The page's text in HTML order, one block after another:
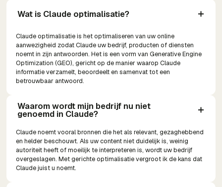
Wat is Claude optimalisatie?
Claude optimalisatie is het optimaliseren van uw online
aanwezigheid zodat Claude uw bedrijf, producten of diensten
noemt in zijn antwoorden. Het is een vorm van Generative Engine
Optimization (GEO), gericht op de manier waarop Claude
informatie verzamelt, beoordeelt en samenvat tot een
betrouwbaar antwoord.
Waarom wordt mijn bedrijf nu niet
genoemd in Claude?
Claude noemt vooral bronnen die het als relevant, gezaghebbend
en helder beschouwt. Als uw content niet duidelijk is, weinig
autoriteit heeft of moeilijk te interpreteren is, wordt uw bedrijf
overgeslagen. Met gerichte optimalisatie vergroot ik de kans dat
Claude juist u noemt.